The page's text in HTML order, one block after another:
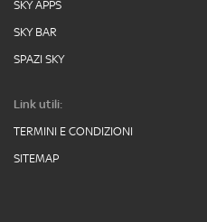
SKY APPS
SKY BAR
SPAZI SKY
Link utili:
TERMINI E CONDIZIONI
SITEMAP